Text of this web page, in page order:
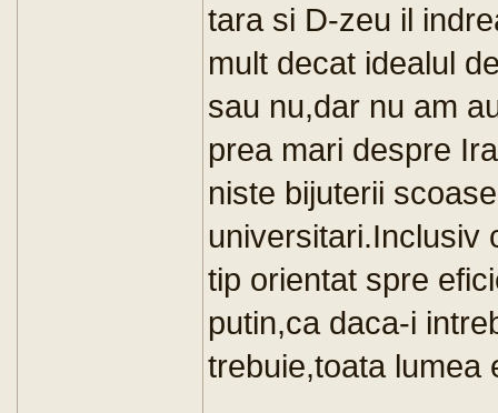
tara si D-zeu il
mult decat idealul
sau nu,dar nu am
prea mari despre
niste bijuterii
universitari.Inclusiv
tip orientat spre
putin,ca daca-i
trebuie,toata lumea